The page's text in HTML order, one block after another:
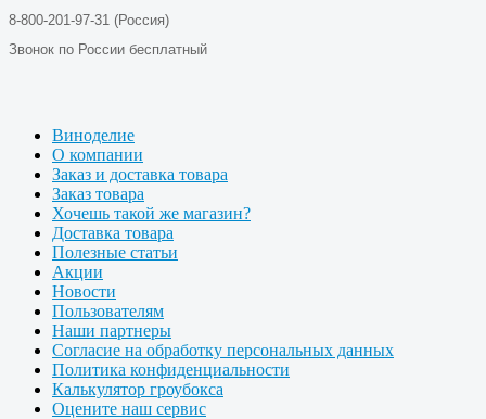
8-800-201-97-31 (Россия)
Звонок по России бесплатный
Виноделие
О компании
Заказ и доставка товара
Заказ товара
Хочешь такой же магазин?
Доставка товара
Полезные статьи
Акции
Новости
Пользователям
Наши партнеры
Согласие на обработку персональных данных
Политика конфиденциальности
Калькулятор гроубокса
Оцените наш сервис